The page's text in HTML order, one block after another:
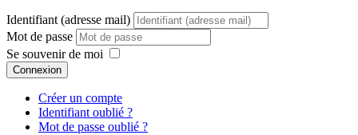
Identifiant (adresse mail)
Mot de passe
Se souvenir de moi
Connexion
Créer un compte
Identifiant oublié ?
Mot de passe oublié ?